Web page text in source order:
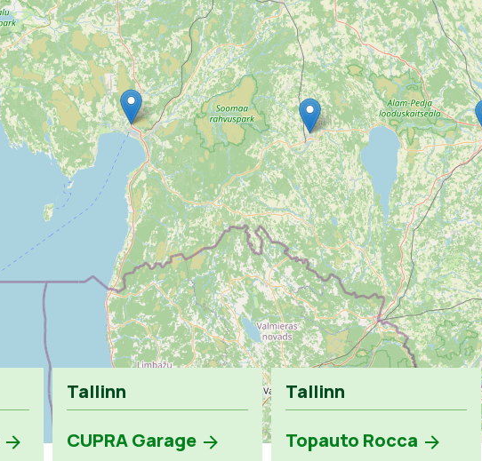
Tallinn
CUPRA Garage
Tallinn
Topauto Rocca